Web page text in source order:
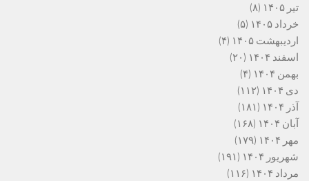
تیر ۱۴۰۵
(۸)
خرداد ۱۴۰۵
(۵)
اردیبهشت ۱۴۰۵
(۴)
اسفند ۱۴۰۴
(۲۰)
بهمن ۱۴۰۴
(۴)
دی ۱۴۰۴
(۱۱۲)
آذر ۱۴۰۴
(۱۸۱)
آبان ۱۴۰۴
(۱۶۸)
مهر ۱۴۰۴
(۱۷۹)
شهریور ۱۴۰۴
(۱۹۱)
مرداد ۱۴۰۴
(۱۱۶)